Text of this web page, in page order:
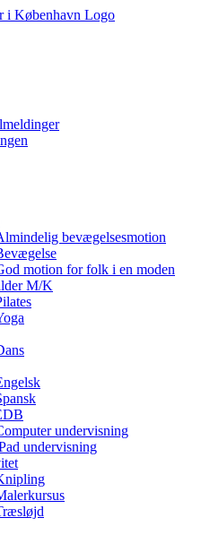
bevægelsesmotion
motion for folk i en moden
M/K
undervisning
undervisning